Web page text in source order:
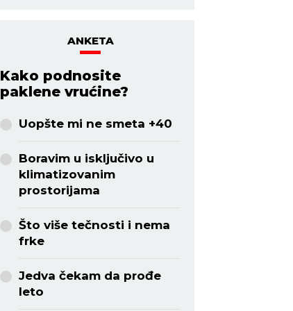
ANKETA
Kako podnosite
paklene vrućine?
Uopšte mi ne smeta +40
Boravim u isključivo u
klimatizovanim
prostorijama
Što više tečnosti i nema
frke
Jedva čekam da prođe
leto